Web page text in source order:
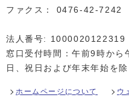
ファクス： 0476‐42‐7242
法人番号: 1000020122319
窓口受付時間：午前9時か
日、祝日および年末年始を除
ホームページについて ウ